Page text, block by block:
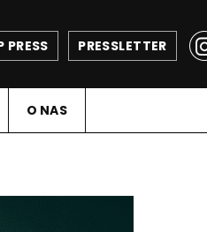
PRESSLETTER
PRESS
O NAS